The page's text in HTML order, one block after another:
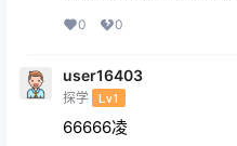
0 0
user16403
探学 Lv1
66666凌